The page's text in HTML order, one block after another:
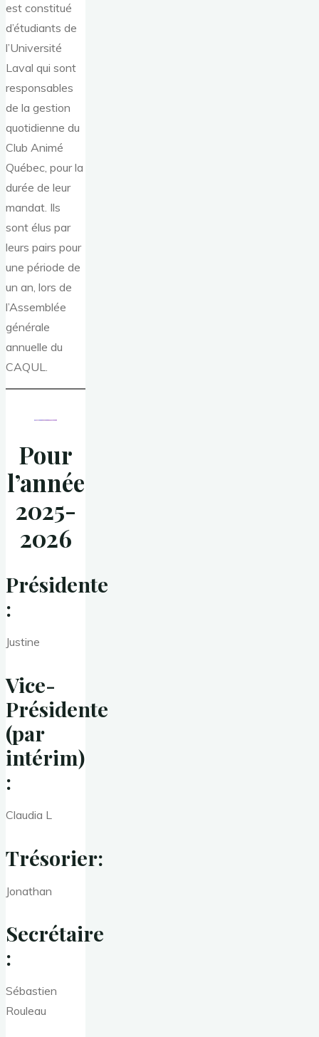
est constitué
d’étudiants de
l’Université
Laval qui sont
responsables
de la gestion
quotidienne du
Club Animé
Québec, pour la
durée de leur
mandat. Ils
sont élus par
leurs pairs pour
une période de
un an, lors de
l’Assemblée
générale
annuelle du
CAQUL.
Pour
l’année
2025-
2026
Présidente
:
Justine
Vice-
Présidente
(par
intérim)
:
Claudia L
Trésorier:
Jonathan
Secrétaire
:
Sébastien
Rouleau